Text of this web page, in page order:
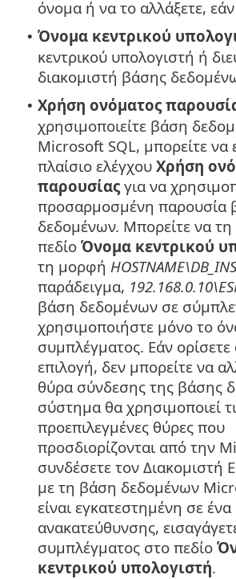
όνομα ή να το αλλάξετε, εάν
• Όνομα κεντρικού
κεντρικού υπολογιστή ή
διακομιστή βάσης
• Χρήση ονόματος
χρησιμοποιείτε βάση
Microsoft SQL, μπορείτε να
πλαίσιο ελέγχου Χρήση
παρουσίας για να
προσαρμοσμένη παρουσία
δεδομένων. Μπορείτε να τη
πεδίο Όνομα κεντρικού
τη μορφή
παράδειγμα,
βάση δεδομένων σε
χρησιμοποιήστε μόνο το
συμπλέγματος. Εάν
επιλογή, δεν μπορείτε να
θύρα σύνδεσης της βάσης
σύστημα θα χρησιμοποιεί
προεπιλεγμένες θύρες που
προσδιορίζονται από την
συνδέσετε τον Διακομιστή
με τη βάση δεδομένων
είναι εγκατεστημένη σε
ανακατεύθυνσης,
συμπλέγματος στο πεδίο
κεντρικού υπολογιστή.